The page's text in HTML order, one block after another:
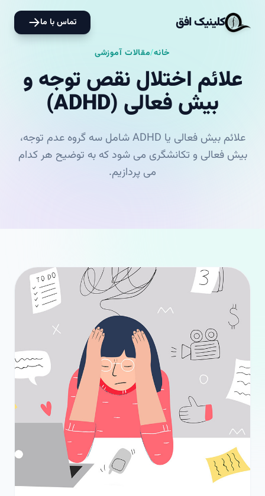
کلینیک افق تماس با ما
خانه/مقالات آموزشی
علائم اختلال نقص توجه و
بیش فعالی (ADHD)
علائم بیش فعالی یا ADHD شامل سه گروه عدم توجه،
بیش فعالی و تکانشگری می شود که به توضیح هر کدام
می پردازیم.